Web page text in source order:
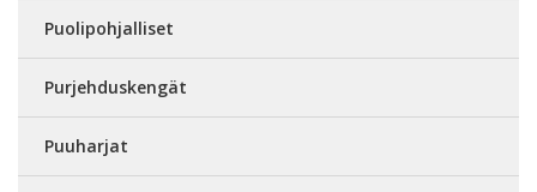
Puolipohjalliset
Purjehduskengät
Puuharjat